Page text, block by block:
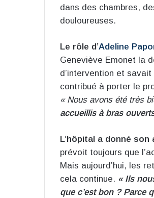
dans des chambres,
douloureuses.
Le rôle d’Adeline
Geneviève Emonet la
d’intervention et
contribué à porter le
« Nous avons été très
accueillis à bras
L’hôpital a donné
prévoit toujours que
Mais aujourd’hui, les
cela continue. « Ils
que c’est bon ? Parce